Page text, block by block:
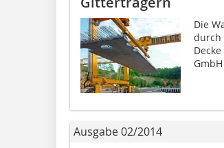
Die
durch
Ausgabe 02/2014